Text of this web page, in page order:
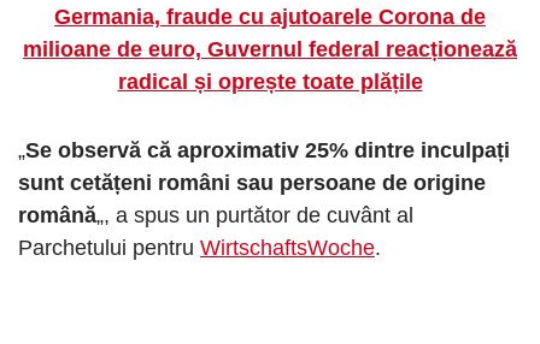
Germania, fraude cu ajutoarele Corona de
milioane de euro, Guvernul federal reacționează
radical și oprește toate plățile
„Se observă că aproximativ 25% dintre inculpați
sunt cetățeni români sau persoane de origine
română„, a spus un purtător de cuvânt al
Parchetului pentru WirtschaftsWoche.